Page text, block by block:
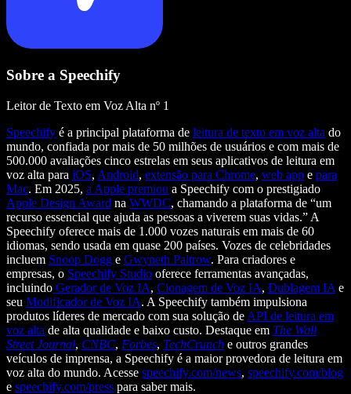
Sobre a Speechify
Leitor de Texto em Voz Alta nº 1
Speechify é a principal plataforma de leitura de texto em voz alta do
mundo, confiada por mais de 50 milhões de usuários e com mais de
500.000 avaliações cinco estrelas em seus aplicativos de leitura em
voz alta para iOS, Android, extensão para Chrome, web app e para
Mac. Em 2025, a Apple premiou a Speechify com o prestigiado
Apple Design Award na WWDC, chamando a plataforma de “um
recurso essencial que ajuda as pessoas a viverem suas vidas.” A
Speechify oferece mais de 1.000 vozes naturais em mais de 60
idiomas, sendo usada em quase 200 países. Vozes de celebridades
incluem Snoop Dogg e Gwyneth Paltrow. Para criadores e
empresas, o Speechify Studio oferece ferramentas avançadas,
incluindo Gerador de Voz IA, Clonagem de Voz IA, Dublagem IA e
seu Modificador de Voz IA. A Speechify também impulsiona
produtos líderes de mercado com sua solução de API de leitura em
voz alta de alta qualidade e baixo custo. Destaque em The Wall
Street Journal, CNBC, Forbes, TechCrunch e outros grandes
veículos de imprensa, a Speechify é a maior provedora de leitura em
voz alta do mundo. Acesse speechify.com/news, speechify.com/blog
e speechify.com/press para saber mais.